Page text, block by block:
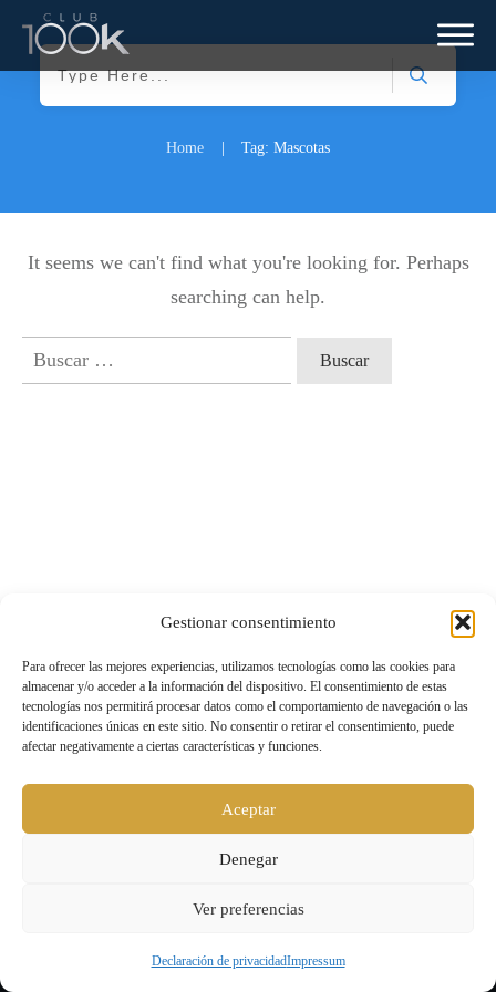
Gestionar consentimiento
Para ofrecer las mejores experiencias, utilizamos tecnologías como las cookies para
almacenar y/o acceder a la información del dispositivo. El consentimiento de estas
tecnologías nos permitirá procesar datos como el comportamiento de navegación o las
identificaciones únicas en este sitio. No consentir o retirar el consentimiento, puede
afectar negativamente a ciertas características y funciones.
Aceptar
Denegar
Ver preferencias
Declaración de privacidadImpressum
Home Tag: Mascotas
It seems we can't find what you're looking for. Perhaps
searching can help.
Buscar:
Aviso legal y política de privacidad